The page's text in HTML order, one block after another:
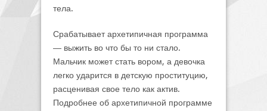
тела.
Срабатывает архетипичная программа
― выжить во что бы то ни стало.
Мальчик может стать вором, а девочка
легко ударится в детскую проституцию,
расценивая свое тело как актив.
Подробнее об архетипичной программе